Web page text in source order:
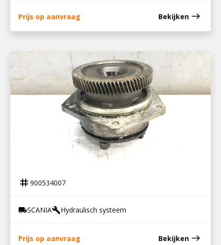
Prijs op aanvraag Bekijken east
PTO DISTRIBUTIE DC13
tag 900534007
local_shippingSCANIAbuildHydraulisch systeem
Prijs op aanvraag Bekijken east